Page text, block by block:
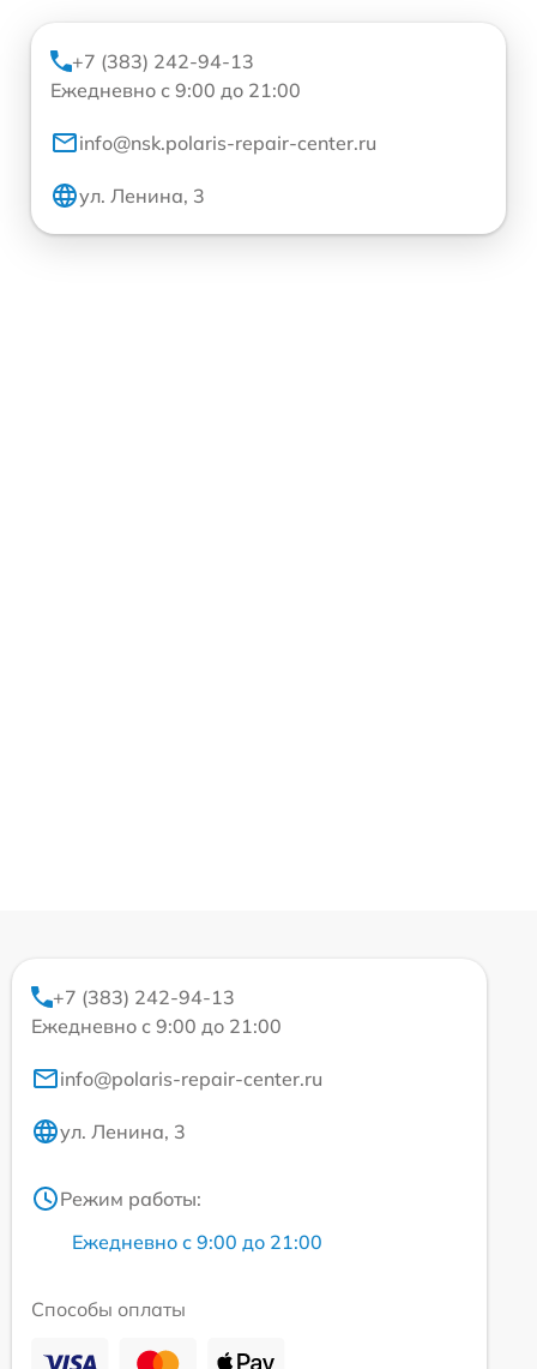
+7 (383) 242-94-13
Ежедневно с 9:00 до 21:00
info@nsk.polaris-repair-center.ru
ул. Ленина, 3
+7 (383) 242-94-13
Ежедневно с 9:00 до 21:00
info@polaris-repair-center.ru
ул. Ленина, 3
Режим работы:
Ежедневно с 9:00 до 21:00
Способы оплаты